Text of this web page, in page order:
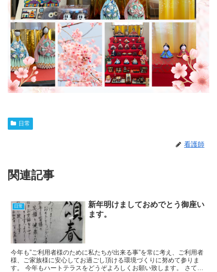
日常
看護師
関連記事
日常
新年明けましておめでとう御座い
ます。
今年も”ご利用者様のために私たちが出来る事”を常に考え、ご利用者
様、ご家族様に安心してお過ごし頂ける環境づくりに努めて参りま
す。 今年もハートテラスをどうぞよろしくお願い致します。 さて、